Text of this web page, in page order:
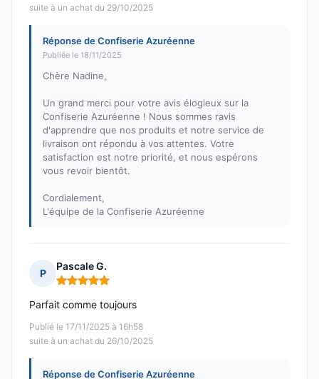
suite à un achat du 29/10/2025
Réponse de Confiserie Azuréenne
Publiée le 18/11/2025
Chère Nadine,
Un grand merci pour votre avis élogieux sur la
Confiserie Azuréenne ! Nous sommes ravis
d'apprendre que nos produits et notre service de
livraison ont répondu à vos attentes. Votre
satisfaction est notre priorité, et nous espérons
vous revoir bientôt.
Cordialement,
L'équipe de la Confiserie Azuréenne
P
Pascale G.
Note : 5 sur 5
Publié le 17/11/2025 à 16h58
suite à un achat du 26/10/2025
Parfait comme toujours
Réponse de Confiserie Azuréenne